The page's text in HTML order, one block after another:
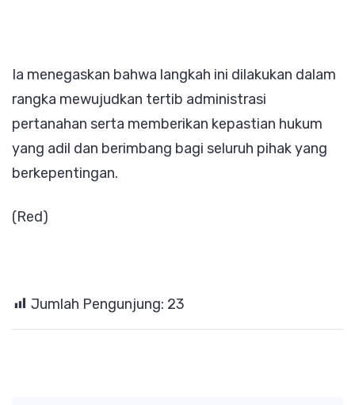
Ia menegaskan bahwa langkah ini dilakukan dalam
rangka mewujudkan tertib administrasi
pertanahan serta memberikan kepastian hukum
yang adil dan berimbang bagi seluruh pihak yang
berkepentingan.
(Red)
Jumlah Pengunjung: 23